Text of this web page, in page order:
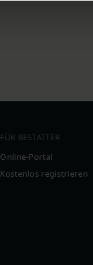
FÜR BESTATTER
Online-Portal
Kostenlos registrieren